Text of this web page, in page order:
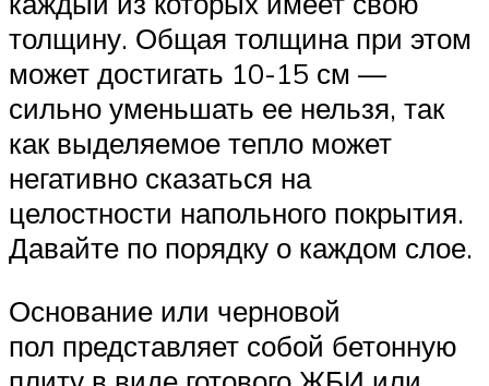
толщину. Общая толщина при этом
может достигать 10-15 см —
сильно уменьшать ее нельзя, так
как выделяемое тепло может
негативно сказаться на
целостности напольного покрытия.
Давайте по порядку о каждом слое.
Основание или черновой
пол представляет собой бетонную